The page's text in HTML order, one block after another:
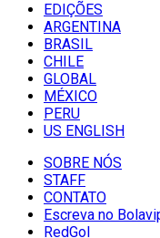
EDIÇÕES
ARGENTINA
BRASIL
CHILE
GLOBAL
MÉXICO
PERU
US ENGLISH
SOBRE NÓS
STAFF
CONTATO
Escreva no
RedGol